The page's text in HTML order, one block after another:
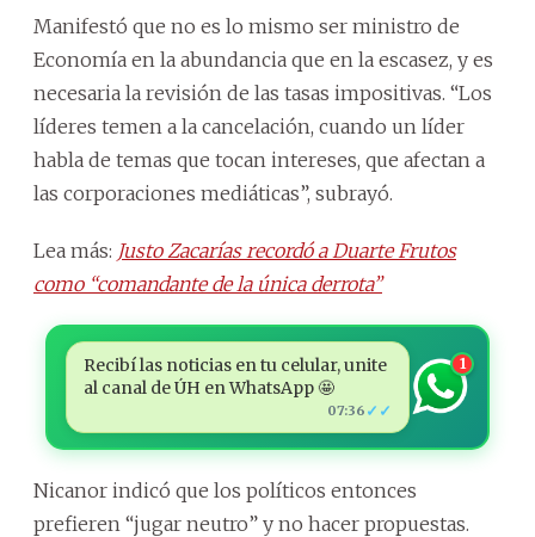
Manifestó que no es lo mismo ser ministro de
Economía en la abundancia que en la escasez, y es
necesaria la revisión de las tasas impositivas. “Los
líderes temen a la cancelación, cuando un líder
habla de temas que tocan intereses, que afectan a
las corporaciones mediáticas”, subrayó.
Lea más: Justo Zacarías recordó a Duarte Frutos
como “comandante de la única derrota”
Recibí las noticias en tu celular, unite
al canal de ÚH en WhatsApp 🤩
07:36 ✓✓
1
Nicanor indicó que los políticos entonces
prefieren “jugar neutro” y no hacer propuestas.